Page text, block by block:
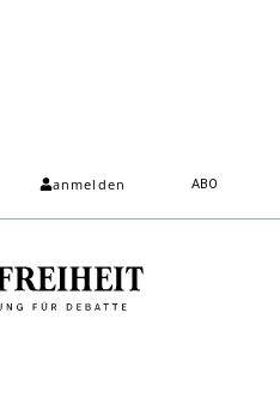
anmelden ABO